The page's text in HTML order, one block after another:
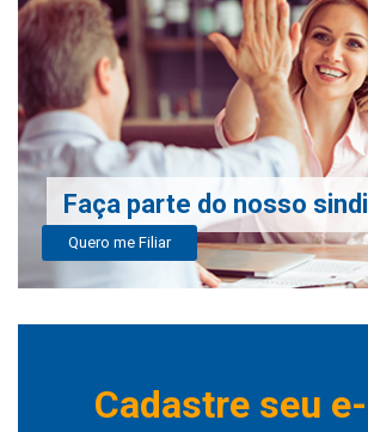
Faça parte do nosso
Quero me Filiar
Cadastre seu